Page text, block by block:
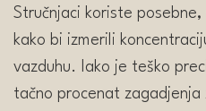
Stručnjaci koriste
kako bi izmerili
vazduhu. Iako je teško
tačno procenat zagadjenja